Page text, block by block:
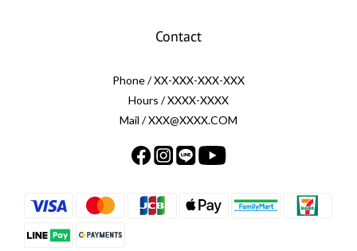
Contact
Phone / XX-XXX-XXX-XXX
Hours / XXXX-XXXX
Mail / XXX@XXXX.COM